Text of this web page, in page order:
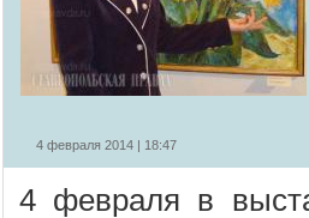
4 февраля 2014 | 18:47
4 февраля в